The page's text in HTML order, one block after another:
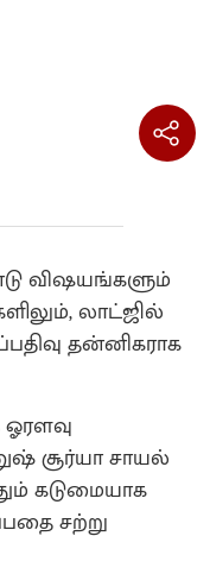
விஷயங்களும்
லாட்ஜில்
தன்னிகராக
சூர்யா சாயல்
கடுமையாக
சற்று